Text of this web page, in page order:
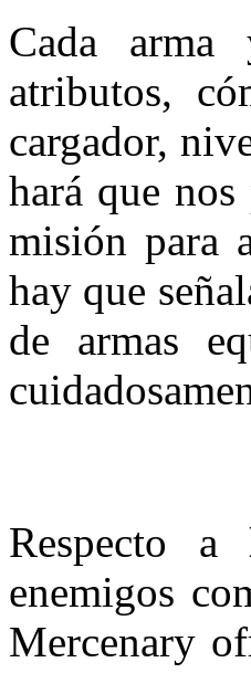
Cada arma
atributos,
cargador,
hará que
misión para
hay que
de armas
Respecto a
enemigos
Mercenary